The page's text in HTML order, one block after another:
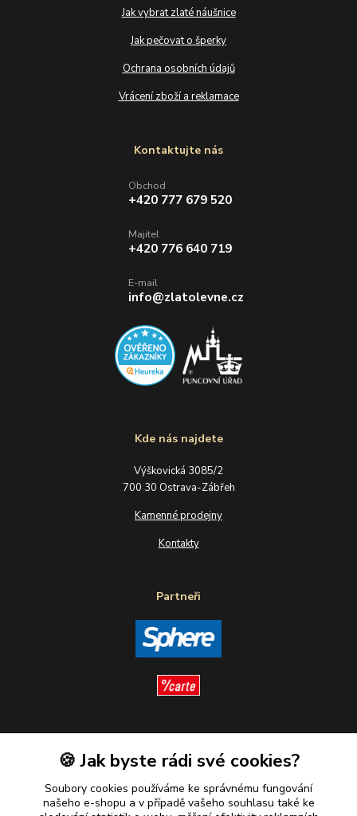
Jak vybrat zlaté náušnice
Jak pečovat o šperky
Ochrana osobních údajů
Vrácení zboží a reklamace
Kde nás najdete
Výškovická 3085/2
700 30 Ostrava-Zábřeh
Kamenné prodejny
Kontakty
Partneři
Kontaktujte nás
Obchod
+420 777 679 520
Majitel
+420 776 640 719
E-mail
info@zlatolevne.cz
🍪 Jak byste rádi své cookies?
Soubory cookies používáme ke správnému fungování
našeho e-shopu a v případě vašeho souhlasu také ke